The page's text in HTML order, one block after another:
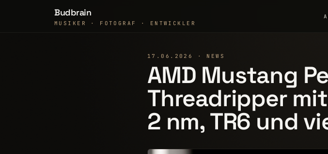
Budbrain
MUSIKER · FOTOGRAF · ENTWICKLER
17.06.2026 · NEWS
AMD Mustang
Threadripper
2 nm, TR6 und